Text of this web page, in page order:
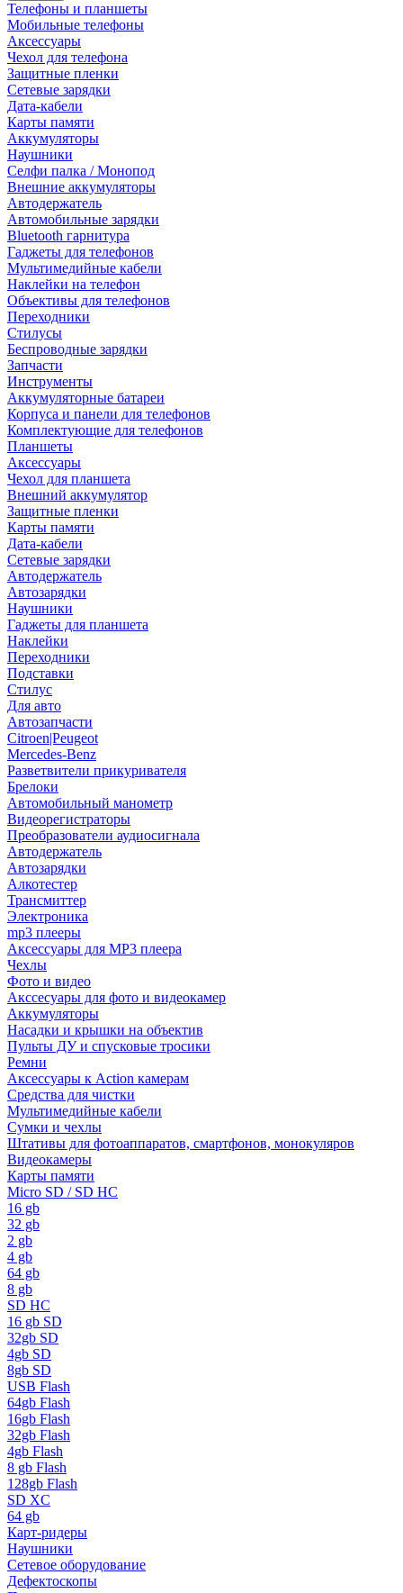
Телефоны и планшеты
Мобильные телефоны
Аксессуары
Чехол для телефона
Защитные пленки
Сетевые зарядки
Дата-кабели
Карты памяти
Аккумуляторы
Наушники
Селфи палка / Монопод
Внешние аккумуляторы
Автодержатель
Автомобильные зарядки
Bluetooth гарнитура
Гаджеты для телефонов
Мультимедийные кабели
Наклейки на телефон
Объективы для телефонов
Переходники
Стилусы
Беспроводные зарядки
Запчасти
Инструменты
Аккумуляторные батареи
Корпуса и панели для телефонов
Комплектующие для телефонов
Планшеты
Аксессуары
Чехол для планшета
Внешний аккумулятор
Защитные пленки
Карты памяти
Дата-кабели
Сетевые зарядки
Автодержатель
Автозарядки
Наушники
Гаджеты для планшета
Наклейки
Переходники
Подставки
Стилус
Для авто
Автозапчасти
Citroen|Peugeot
Mercedes-Benz
Разветвители прикуривателя
Брелоки
Автомобильный манометр
Видеорегистраторы
Преобразователи аудиосигнала
Автодержатель
Автозарядки
Алкотестер
Трансмиттер
Электроника
mp3 плееры
Аксессуары для MP3 плеера
Чехлы
Фото и видео
Акссесуары для фото и видеокамер
Аккумуляторы
Насадки и крышки на объектив
Пульты ДУ и спусковые тросики
Ремни
Аксессуары к Action камерам
Средства для чистки
Мультимедийные кабели
Сумки и чехлы
Штативы для фотоаппаратов, смартфонов, монокуляров
Видеокамеры
Карты памяти
Micro SD / SD HC
16 gb
32 gb
2 gb
4 gb
64 gb
8 gb
SD HC
16 gb SD
32gb SD
4gb SD
8gb SD
USB Flash
64gb Flash
16gb Flash
32gb Flash
4gb Flash
8 gb Flash
128gb Flash
SD XC
64 gb
Карт-ридеры
Наушники
Сетевое оборудование
Дефектоскопы